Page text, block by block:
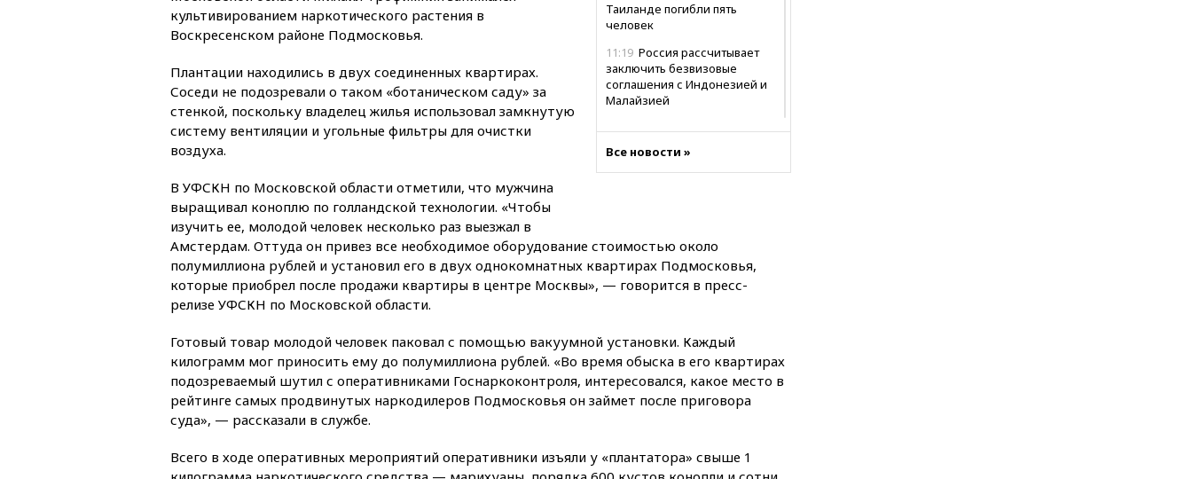
Таиланде погибли пять
человек
11:19 Россия рассчитывает
заключить безвизовые
соглашения с Индонезией и
Малайзией
конкуренты
10:41Бывшая глава брокера
Mind Money Юлия Хандошко
признала свою вину
понимает невозможность
одновременного членства в
ЕС и ЕАЭС
10:21 ФСБ задержала более
20 сотрудников пунктов
10:13Минтранс предлагает
Все новости »
культивированием наркотического растения в
Воскресенском районе Подмосковья.
Плантации находились в двух соединенных квартирах.
Соседи не подозревали о таком «ботаническом саду» за
стенкой, поскольку владелец жилья использовал замкнутую
систему вентиляции и угольные фильтры для очистки
воздуха.
В УФСКН по Московской области отметили, что мужчина
выращивал коноплю по голландской технологии. «Чтобы
изучить ее, молодой человек несколько раз выезжал в
Амстердам. Оттуда он привез все необходимое оборудование стоимостью около
полумиллиона рублей и установил его в двух однокомнатных квартирах Подмосковья,
которые приобрел после продажи квартиры в центре Москвы», — говорится в пресс-
релизе УФСКН по Московской области.
Готовый товар молодой человек паковал с помощью вакуумной установки. Каждый
килограмм мог приносить ему до полумиллиона рублей. «Во время обыска в его квартирах
подозреваемый шутил с оперативниками Госнаркоконтроля, интересовался, какое место в
рейтинге самых продвинутых наркодилеров Подмосковья он займет после приговора
суда», — рассказали в службе.
Всего в ходе оперативных мероприятий оперативники изъяли у «плантатора» свыше 1